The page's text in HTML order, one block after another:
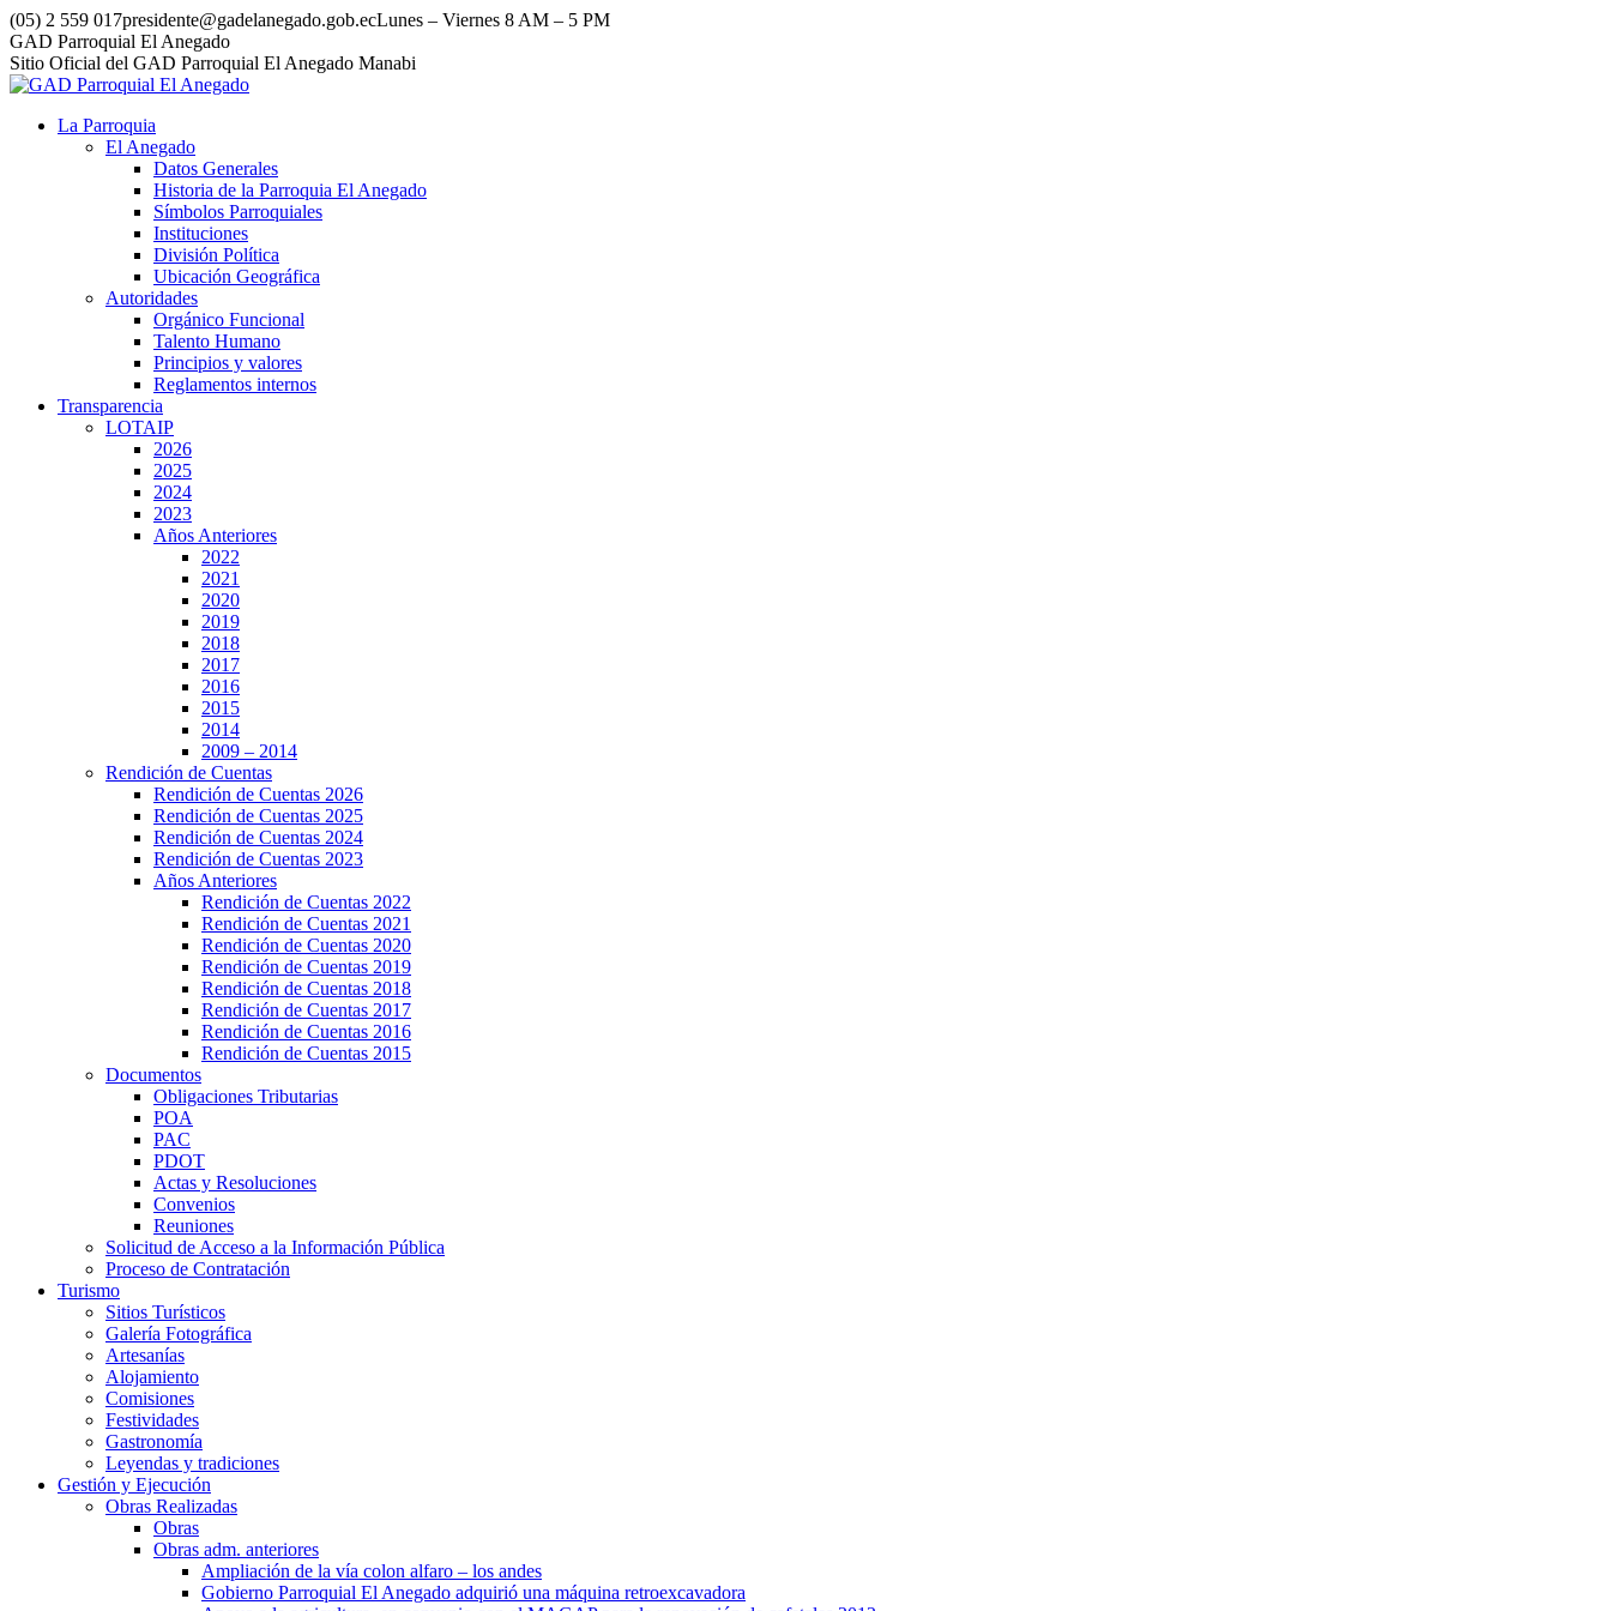
Saltar
al
contenido
(05) 2 559 017presidente@gadelanegado.gob.ecLunes – Viernes 8 AM – 5 PM
Facebook
GAD Parroquial El Anegado
Sitio Oficial del GAD Parroquial El Anegado Manabi
La Parroquia
El Anegado
Datos Generales
Historia de la Parroquia El Anegado
Símbolos Parroquiales
Instituciones
División Política
Ubicación Geográfica
Autoridades
Orgánico Funcional
Talento Humano
Principios y valores
Reglamentos internos
Transparencia
LOTAIP
2026
2025
2024
2023
Años Anteriores
2022
2021
2020
2019
2018
2017
2016
2015
2014
2009 – 2014
Rendición de Cuentas
Rendición de Cuentas 2026
Rendición de Cuentas 2025
Rendición de Cuentas 2024
Rendición de Cuentas 2023
Años Anteriores
Rendición de Cuentas 2022
Rendición de Cuentas 2021
Rendición de Cuentas 2020
Rendición de Cuentas 2019
Rendición de Cuentas 2018
Rendición de Cuentas 2017
Rendición de Cuentas 2016
Rendición de Cuentas 2015
Documentos
Obligaciones Tributarias
POA
PAC
PDOT
Actas y Resoluciones
Convenios
Reuniones
Solicitud de Acceso a la Información Pública
Proceso de Contratación
Turismo
Sitios Turísticos
Galería Fotográfica
Artesanías
Alojamiento
Comisiones
Festividades
Gastronomía
Leyendas y tradiciones
Gestión y Ejecución
Obras Realizadas
Obras
Obras adm. anteriores
Ampliación de la vía colon alfaro – los andes
Gobierno Parroquial El Anegado adquirió una máquina retroexcavadora